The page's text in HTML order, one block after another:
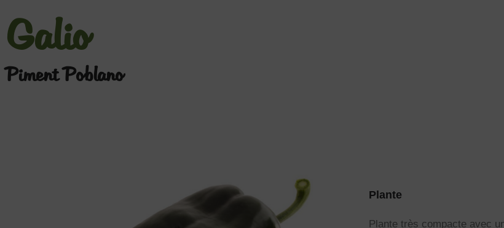
Galio
Piment Poblano
Plante
Plante très compacte avec